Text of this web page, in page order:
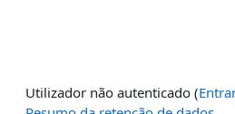
Utilizador não autenticado (